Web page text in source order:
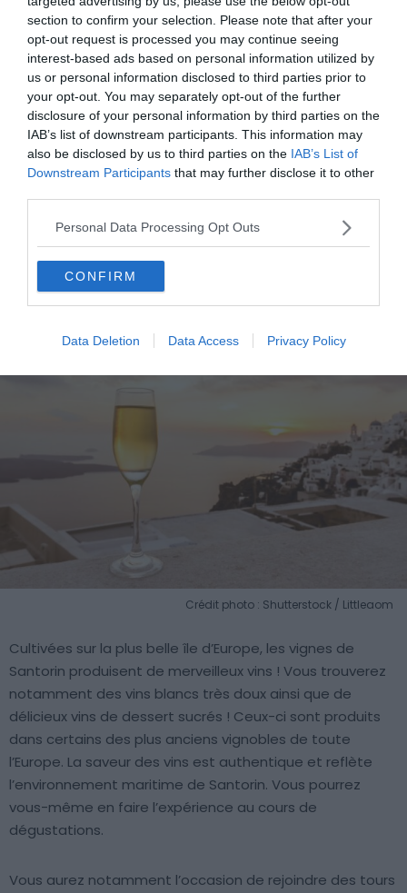
section to confirm your selection. Please note that after your
opt-out request is processed you may continue seeing
interest-based ads based on personal information utilized by
us or personal information disclosed to third parties prior to
your opt-out. You may separately opt-out of the further
disclosure of your personal information by third parties on the
IAB’s list of downstream participants. This information may
also be disclosed by us to third parties on the IAB’s List of
Downstream Participants that may further disclose it to other
Personal Data Processing Opt Outs
CONFIRM
Data Deletion Data Access Privacy Policy
déguster les vins au cours des différents tours organisés
dans la région de Toscane !
Vous pourrez aussi visiter certains des plus beaux
monuments antiques de l’Italie pendant votre séjour.
Visitez la cathédrale de Florence et la tour de Piseou
promenez-vous dans les rues pavées des plus belles
d’Europe !
Santorin, Grèce
Crédit photo : Shutterstock / Littleaom
Cultivées sur la plus belle île d’Europe, les vignes de
Santorin produisent de merveilleux vins ! Vous trouverez
notamment des vins blancs très doux ainsi que de
délicieux vins de dessert sucrés ! Ceux-ci sont produits
dans certains des plus anciens vignobles de toute
l’Europe. La saveur des vins est authentique et reflète
l’environnement maritime de Santorin. Vous pourrez
vous-même en faire l’expérience au cours de
dégustations.
Vous aurez notamment l’occasion de rejoindre des tours